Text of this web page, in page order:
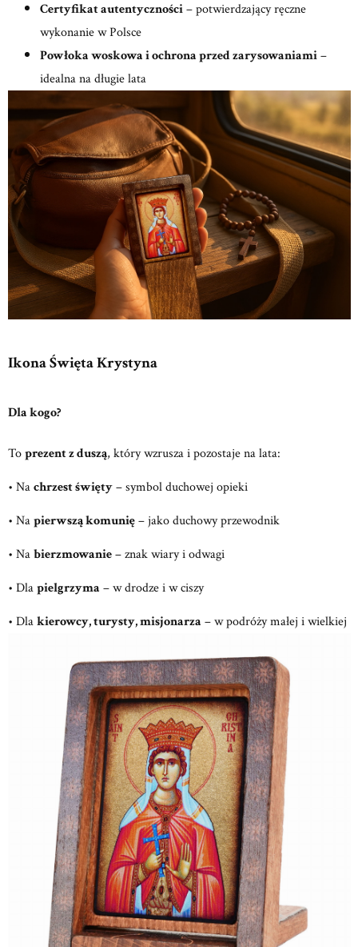
Certyfikat autentyczności– potwierdzający ręczne
wykonanie w Polsce
Powłoka woskowa i ochrona przed zarysowaniami–
idealna na długie lata
Ikona Święta Krystyna
Dla kogo?
To prezent z duszą, który wzrusza i pozostaje na lata:
• Na chrzest święty – symbol duchowej opieki
• Na pierwszą komunię – jako duchowy przewodnik
• Na bierzmowanie – znak wiary i odwagi
• Dla pielgrzyma – w drodze i w ciszy
• Dla kierowcy, turysty, misjonarza – w podróży małej i wielkiej